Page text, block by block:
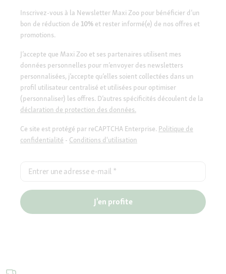
Inscrivez-vous à la Newsletter Maxi Zoo pour bénéficier d’un
bon de réduction de 10% et rester informé(e) de nos offres et
promotions.
J’accepte que Maxi Zoo et ses partenaires utilisent mes
données personnelles pour m’envoyer des newsletters
personnalisées, j’accepte qu’elles soient collectées dans un
profil utilisateur centralisé et utilisées pour optimiser
(personnaliser) les offres. D’autres spécificités découlent de la
déclaration de protection des données.
Ce site est protégé par reCAPTCHA Enterprise. Politique de
confidentialité - Conditions d'utilisation
Entrer une adresse e-mail *
J'en profite